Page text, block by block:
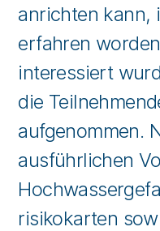
anrichten kann,
erfahren
interessiert
die
aufgenommen.
ausführlichen
risikokarten